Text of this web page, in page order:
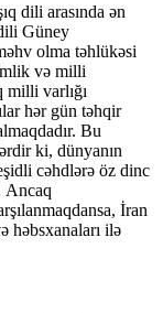
dili arasında ən
Güney
olma təhlükəsi
və milli
milli varlığı
hər gün təhqir
Bu
ki, dünyanın
cəhdlərə öz dinc
Ancaq
İran
həbsxanaları ilə